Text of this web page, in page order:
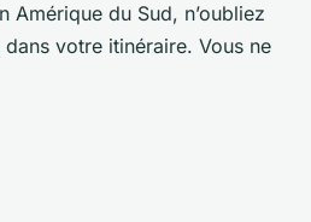
Amérique du Sud, n’oubliez
dans votre itinéraire. Vous ne